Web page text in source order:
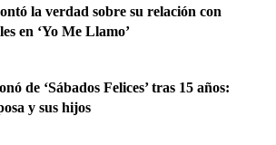
la verdad sobre su relación con
en ‘Yo Me Llamo’
de ‘Sábados Felices’ tras 15 años:
y sus hijos